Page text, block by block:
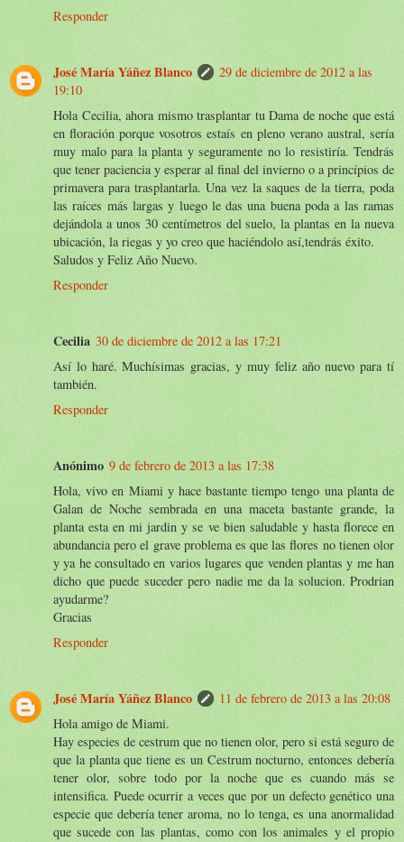
Responder
José María Yáñez Blanco
29 de diciembre de 2012 a las
19:10
Hola Cecilia, ahora mismo trasplantar tu Dama de noche que está
en floración porque vosotros estaís en pleno verano austral, sería
muy malo para la planta y seguramente no lo resistiría. Tendrás
que tener paciencia y esperar al final del invierno o a princípios de
primavera para trasplantarla. Una vez la saques de la tierra, poda
las raíces más largas y luego le das una buena poda a las ramas
dejándola a unos 30 centímetros del suelo, la plantas en la nueva
ubicación, la riegas y yo creo que haciéndolo así,tendrás éxito.
Saludos y Feliz Año Nuevo.
Responder
Cecilia 30 de diciembre de 2012 a las 17:21
Así lo haré. Muchísimas gracias, y muy feliz año nuevo para tí
también.
Responder
Anónimo 9 de febrero de 2013 a las 17:38
Hola, vivo en Miami y hace bastante tiempo tengo una planta de
Galan de Noche sembrada en una maceta bastante grande, la
planta esta en mi jardin y se ve bien saludable y hasta florece en
abundancia pero el grave problema es que las flores no tienen olor
y ya he consultado en varios lugares que venden plantas y me han
dicho que puede suceder pero nadie me da la solucion. Prodrian
ayudarme?
Gracias
Responder
José María Yáñez Blanco
11 de febrero de 2013 a las 20:08
Hola amigo de Miami.
Hay especies de cestrum que no tienen olor, pero si está seguro de
que la planta que tiene es un Cestrum nocturno, entonces debería
tener olor, sobre todo por la noche que es cuando más se
intensifica. Puede ocurrir a veces que por un defecto genético una
especie que debería tener aroma, no lo tenga, es una anormalidad
que sucede con las plantas, como con los animales y el propio